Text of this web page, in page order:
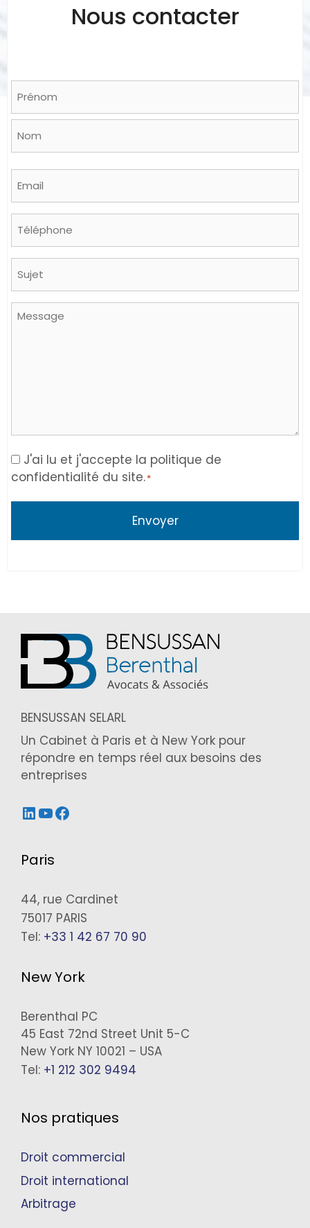
Nous contacter
Prénom
Message
Consent
*
J'ai lu et j'accepte la politique de
confidentialité du site.*
BENSUSSAN SELARL
Un Cabinet à Paris et à New York pour
répondre en temps réel aux besoins des
entreprises
LinkedIn
YouTube
Facebook
Paris
44, rue Cardinet
75017 PARIS
Tel: +33 1 42 67 70 90
New York
Berenthal PC
45 East 72nd Street Unit 5-C
New York NY 10021 – USA
Tel: +1 212 302 9494
Nos pratiques
Droit commercial
Droit international
Arbitrage